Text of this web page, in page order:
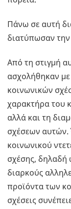
Πάνω σε αυτή
διατύπωσαν την
Από τη στιγμή
ασχολήθηκαν
κοινωνικών
χαρακτήρα του
αλλά και τη
σχέσεων αυτών.
κοινωνικού
σχέσης, δηλαδή
διαρκούς
προϊόντα των
σχέσεις